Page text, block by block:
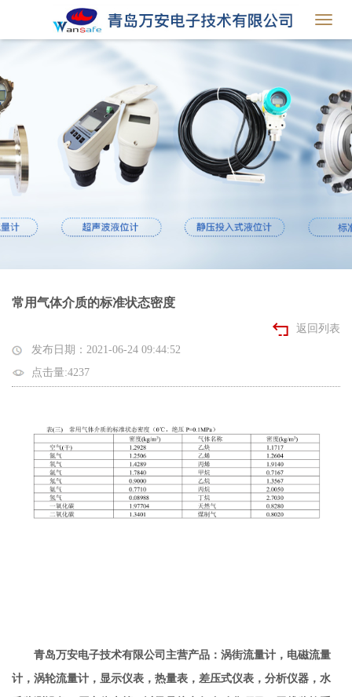
常用气体介质的标准状态密度
返回列表
发布日期：2021-06-24 09:44:52
点击量:4237
青岛万安电子技术有限公司主营产品：涡街流量计，电磁流量
计，涡轮流量计，显示仪表，热量表，差压式仪表，分析仪器，水